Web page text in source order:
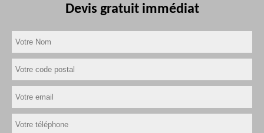
Devis gratuit immédiat